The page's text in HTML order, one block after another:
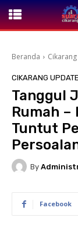
Beranda
CIKARANG UPDATE
Tanggul
Rumah –
Tuntut
By
Facebook